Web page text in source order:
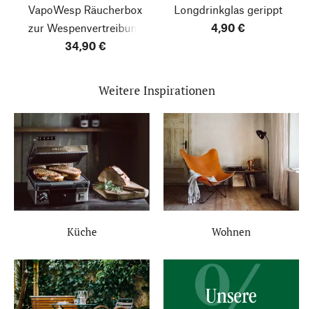
VapoWesp Räucherbox
zur Wespenvertreibung
34,90 €
Longdrinkglas gerippt
4,90 €
Weitere Inspirationen
Küche Wohnen